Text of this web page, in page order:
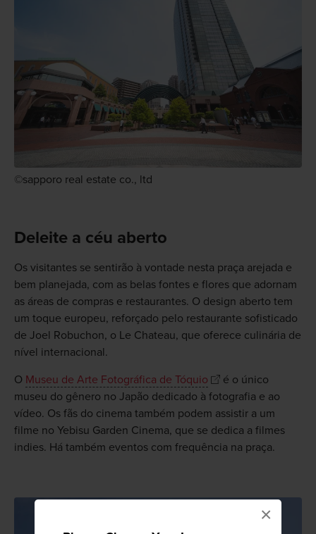
×
©sapporo real estate co., ltd
Deleite a céu aberto
Os visitantes se sentirão à vontade nesta praça arejada e
bem planejada, com as belas fontes e flores que adornam
as áreas de compras e restaurantes. O design aberto tem
um toque europeu, reforçado pelo restaurante sofisticado
de Joel Robuchon, o Le Chateau, que oferece culinária de
nível internacional.
O Museu de Arte Fotográfica de Tóquio
é o único
museu do gênero no Japão dedicado à fotografia e ao
vídeo. Os fãs do cinema também podem assistir a um
filme no Yebisu Garden Cinema, que se dedica a filmes
indies. Há também eventos com frequência na praça.